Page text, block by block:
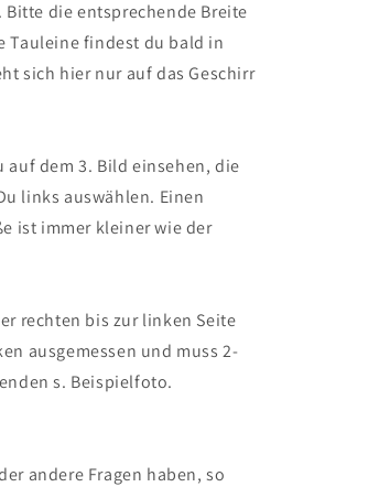
die entsprechende Breite
Tauleine findest du bald in
sich hier nur auf das Geschirr
auf dem 3. Bild einsehen, die
links auswählen. Einen
ist immer kleiner wie der
rechten bis zur linken Seite
ausgemessen und muss 2-
s. Beispielfoto.
andere Fragen haben, so